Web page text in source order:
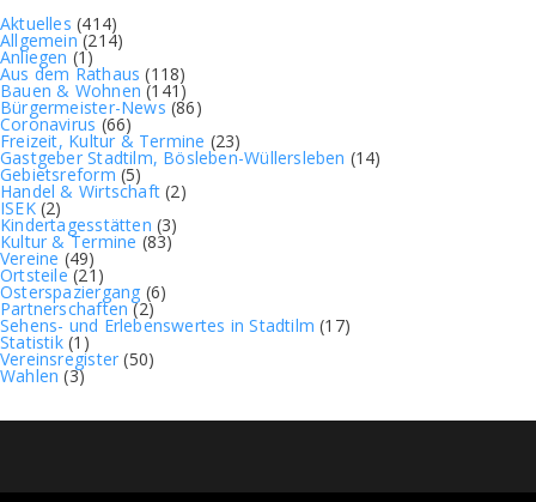
Aktuelles (414)
Allgemein(214)
Anliegen (1)
Aus dem Rathaus (118)
Bauen & Wohnen (141)
Bürgermeister-News (86)
Coronavirus (66)
Freizeit, Kultur & Termine (23)
Gastgeber Stadtilm, Bösleben-Wüllersleben (14)
Gebietsreform (5)
Handel & Wirtschaft (2)
ISEK(2)
Kindertagesstätten (3)
Kultur & Termine (83)
Vereine (49)
Ortsteile(21)
Osterspaziergang (6)
Partnerschaften(2)
Sehens- und Erlebenswertes in Stadtilm (17)
Statistik(1)
Vereinsregister (50)
Wahlen (3)